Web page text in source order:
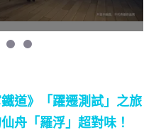
鐵道》「躍遷測試」之旅
舟「羅浮」超對味！